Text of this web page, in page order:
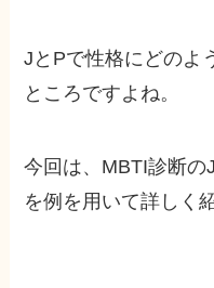
JとPで性格にどのよ
ところですよね。
今回は、MBTI診断の
を例を用いて詳しく